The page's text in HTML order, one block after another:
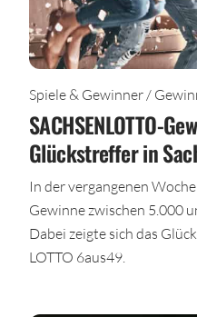
Spiele & Gewinner /
SACHSENLOTTO-
Glückstreffer in
In der vergangenen
Gewinne zwischen 5.000
Dabei zeigte sich das
LOTTO 6aus49.